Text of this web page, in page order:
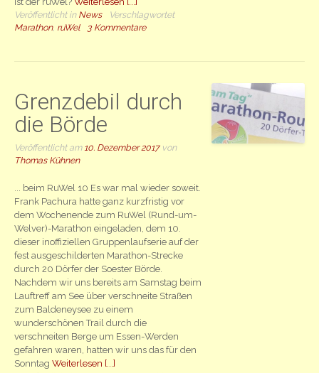
Veröffentlicht in News
Verschlagwortet
Marathon, ruWel 3 Kommentare
Grenzdebil durch
die Börde
Veröffentlicht am 10. Dezember 2017von
Thomas Kühnen
... beim RuWel 10 Es war mal wieder soweit.
Frank Pachura hatte ganz kurzfristig vor
dem Wochenende zum RuWel (Rund-um-
Welver)-Marathon eingeladen, dem 10.
dieser inoffiziellen Gruppenlaufserie auf der
fest ausgeschilderten Marathon-Strecke
durch 20 Dörfer der Soester Börde.
Nachdem wir uns bereits am Samstag beim
Lauftreff am See über verschneite Straßen
zum Baldeneysee zu einem
wunderschönen Trail durch die
verschneiten Berge um Essen-Werden
gefahren waren, hatten wir uns das für den
SonntagWeiterlesen [...]